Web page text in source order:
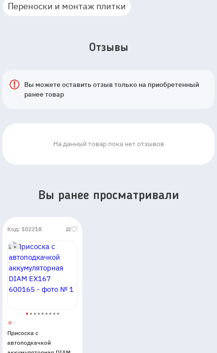
Переноски и монтаж плитки
Отзывы
Вы можете оставить отзыв только на приобретенный
ранее товар
На данный товар пока нет отзывов
Вы ранее просматривали
Код: 102218
Присоска с
автоподкачкой